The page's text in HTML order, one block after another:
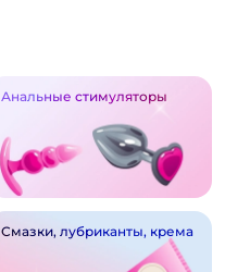
Анальные стимуляторы
Смазки, лубриканты, крема